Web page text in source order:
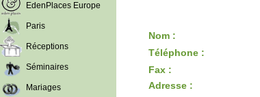
EdenPlaces Europe
Paris
Réceptions
Séminaires
Mariages
Nom :
Téléphone :
Fax :
Adresse :